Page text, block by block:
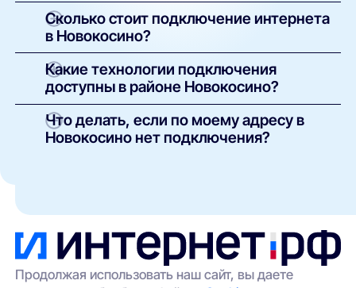
Просто введите точный адрес (улицу и номер
дома) в поиске на нашем сайте. Система
покажет полный список доступных интернет-
провайдеров и тарифов с указанием скорости,
стоимости, наличия ТВ и условий подключения.
Сколько стоит подключение интернета
в Новокосино?
У большинства операторов базовое
подключение проводится бесплатно.
Оплачивается только выбранный тариф и, при
необходимости, аренда или покупка
оборудования. Точные условия указаны в
карточке каждого предложения.
Какие технологии подключения
доступны в районе Новокосино?
В зависимости от здания и инфраструктуры
провайдеров могут быть доступны:
особенно актуален для частных домов и
удалённых участков.
Что делать, если по моему адресу в
Новокосино нет подключения?
оставить заявку через наш сайт — мы
передадим её провайдерам;
выбрать альтернативный вариант
(например, беспроводной интернет);
Продолжая использовать наш сайт, вы даете